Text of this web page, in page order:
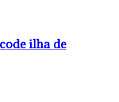
ilha de